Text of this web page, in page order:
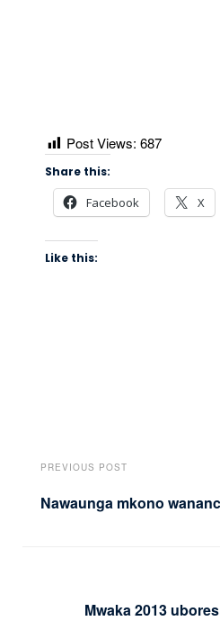
Post Views: 687
Share this:
Facebook X
Like this:
PREVIOUS POST
Nawaunga mkono
Mwaka 2013